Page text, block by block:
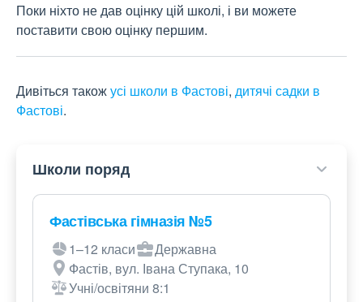
Поки ніхто не дав оцінку цій школі, і ви можете
поставити свою оцінку першим.
Дивіться такожусі школи в Фастові, дитячі садки в
Фастові.
Школи поряд
Фастівська гімназія №5
1–12 класи
Державна
Фастів, вул. Івана Ступака, 10
Учні/освітяни 8:1